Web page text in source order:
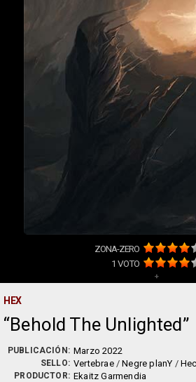
ZONA-ZERO
1 VOTO
+
HEX
Behold The Unlighted
PUBLICACIÓN: Marzo 2022
SELLO: Vertebrae/Negre planY /
PRODUCTOR: Ekaitz Garmendia